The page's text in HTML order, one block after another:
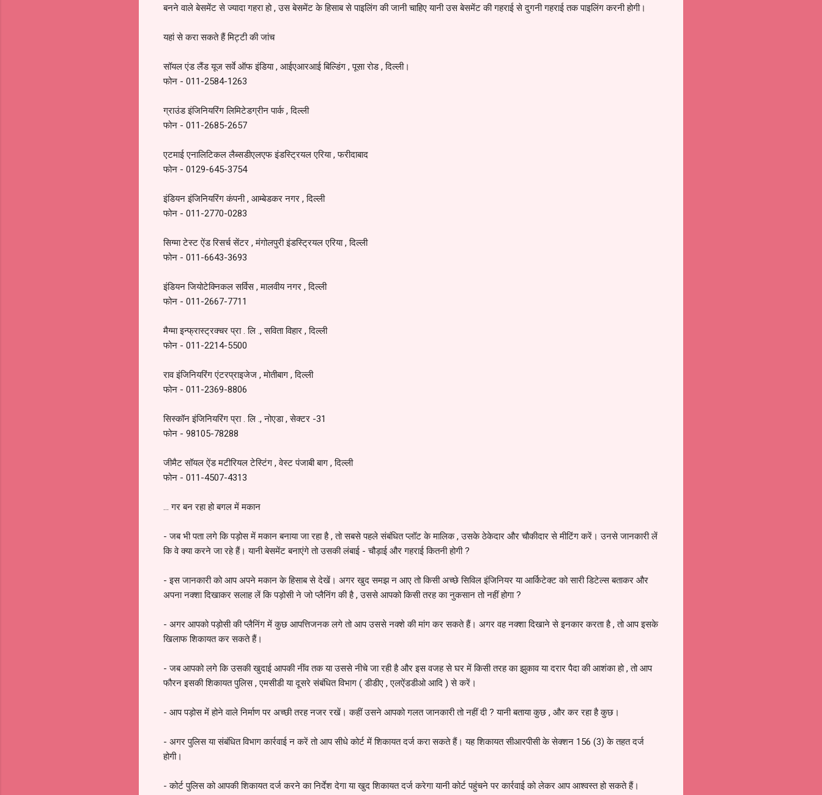
बनने वाले बेसमेंट से ज्यादा गहरा हो , उस बेसमेंट के हिसाब से पाइलिंग की जानी चाहिए यानी उस बेसमेंट की गहराई से दुगनी गहराई तक पाइलिंग करनी होगी।
यहां से करा सकते हैं मिट्टी की जांच
सॉयल एंड लैंड यूज सर्वे ऑफ इंडिया , आईएआरआई बिल्डिंग , पूसा रोड , दिल्ली।
फोन - 011-2584-1263
ग्राउंड इंजिनियरिंग लिमिटेडग्रीन पार्क , दिल्ली
फोन - 011-2685-2657
एटमाई एनालिटिकल लैब्सडीएलएफ इंडस्ट्रियल एरिया , फरीदाबाद
फोन - 0129-645-3754
इंडियन इंजिनियरिंग कंपनी , आम्बेडकर नगर , दिल्ली
फोन - 011-2770-0283
सिग्मा टेस्ट ऐंड रिसर्च सेंटर , मंगोलपुरी इंडस्ट्रियल एरिया , दिल्ली
फोन - 011-6643-3693
इंडियन जियोटेक्निकल सर्विस , मालवीय नगर , दिल्ली
फोन - 011-2667-7711
मैग्मा इन्फ्रास्ट्रक्चर प्रा . लि ., सविता विहार , दिल्ली
फोन - 011-2214-5500
राव इंजिनियरिंग एंटरप्राइजेज , मोतीबाग , दिल्ली
फोन - 011-2369-8806
सिस्कॉन इंजिनियरिंग प्रा . लि ., नोएडा , सेक्टर -31
फोन - 98105-78288
जीमैट सॉयल ऐंड मटीरियल टेस्टिंग , वेस्ट पंजाबी बाग , दिल्ली
फोन - 011-4507-4313
... गर बन रहा हो बगल में मकान
- जब भी पता लगे कि पड़ोस में मकान बनाया जा रहा है , तो सबसे पहले संबंधित प्लॉट के मालिक , उसके ठेकेदार और चौकीदार से मीटिंग करें। उनसे जानकारी लें
कि वे क्या करने जा रहे हैं। यानी बेसमेंट बनाएंगे तो उसकी लंबाई - चौड़ाई और गहराई कितनी होगी ?
- इस जानकारी को आप अपने मकान के हिसाब से देखें। अगर खुद समझ न आए तो किसी अच्छे सिविल इंजिनियर या आर्किटेक्ट को सारी डिटेल्स बताकर और
अपना नक्शा दिखाकर सलाह लें कि पड़ोसी ने जो प्लैनिंग की है , उससे आपको किसी तरह का नुकसान तो नहीं होगा ?
- अगर आपको पड़ोसी की प्लैनिंग में कुछ आपत्तिजनक लगे तो आप उससे नक्शे की मांग कर सकते हैं। अगर वह नक्शा दिखाने से इनकार करता है , तो आप इसके
खिलाफ शिकायत कर सकते हैं।
- जब आपको लगे कि उसकी खुदाई आपकी नींव तक या उससे नीचे जा रही है और इस वजह से घर में किसी तरह का झुकाव या दरार पैदा की आशंका हो , तो आप
फौरन इसकी शिकायत पुलिस , एमसीडी या दूसरे संबंधित विभाग ( डीडीए , एलऐंडडीओ आदि ) से करें।
- आप पड़ोस में होने वाले निर्माण पर अच्छी तरह नजर रखें। कहीं उसने आपको गलत जानकारी तो नहीं दी ? यानी बताया कुछ , और कर रहा है कुछ।
- अगर पुलिस या संबंधित विभाग कार्रवाई न करें तो आप सीधे कोर्ट में शिकायत दर्ज करा सकते हैं। यह शिकायत सीआरपीसी के सेक्शन 156 (3) के तहत दर्ज
होगी।
- कोर्ट पुलिस को आपकी शिकायत दर्ज करने का निर्देश देगा या खुद शिकायत दर्ज करेगा यानी कोर्ट पहुंचने पर कार्रवाई को लेकर आप आश्वस्त हो सकते हैं।